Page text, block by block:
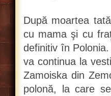
După moartea
cu mama şi cu
definitiv în
va continua la
Zamoiska din
polonă, la care